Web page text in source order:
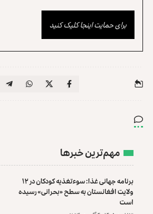
برای حمایت اینجا کلیک کنید
مهم‌ترین خبرها
برنامه جهانی غذا: سوءتغذیه کودکان در ۱۲
ولایت افغانستان به سطح «بحرانی» رسیده
است